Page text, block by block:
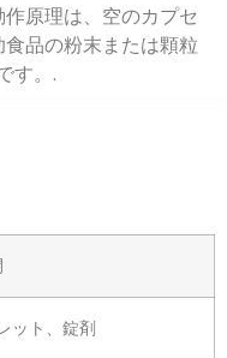
原理は、空のカプセ
品の粉末または顆粒
す。.
ット、錠剤